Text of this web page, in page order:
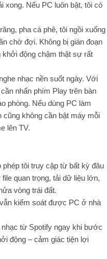
xong. Nếu PC luôn bật, tôi có
pha cà phê, tôi ngồi xuống
chờ đợi. Không bị gián đoạn
khởi động chậm thật sự rất
nhạc nền suốt ngày. Với
nhấn phím Play trên bàn
phòng. Nếu dùng PC làm
cũng không cần bật máy mỗi
lên TV.
phép tôi truy cập từ bất kỳ đâu
file quan trọng, tải dữ liệu lớn,
vòng trái đất.
kiểm soát được PC ở nhà
nhạc từ Spotify ngay khi bước
động – cảm giác tiện lợi